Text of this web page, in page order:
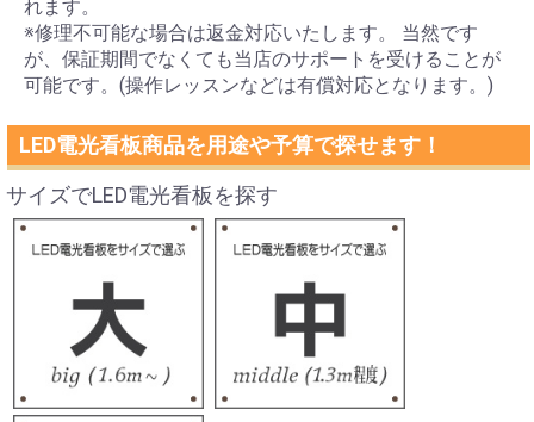
れます。
※修理不可能な場合は返金対応いたします。 当然です
が、保証期間でなくても当店のサポートを受けることが
可能です。(操作レッスンなどは有償対応となります。)
LED電光看板商品を用途や予算で探せます！
サイズでLED電光看板を探す